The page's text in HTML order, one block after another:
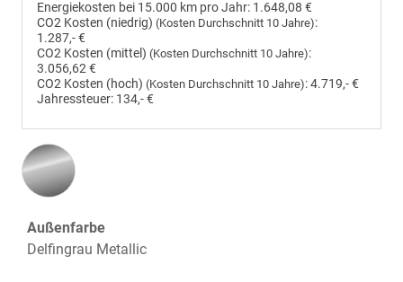
Energiekosten bei 15.000 km pro Jahr: 1.648,08 €
CO2 Kosten (niedrig) (Kosten Durchschnitt 10 Jahre):
1.287,- €
CO2 Kosten (mittel) (Kosten Durchschnitt 10 Jahre):
3.056,62 €
CO2 Kosten (hoch) (Kosten Durchschnitt 10 Jahre):4.719,- €
Jahressteuer: 134,- €
Außenfarbe
Delfingrau Metallic